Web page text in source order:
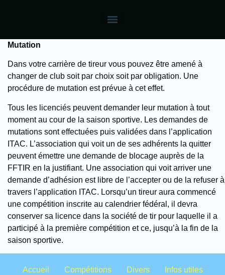
Mutation
Dans votre carrière de tireur vous pouvez être amené à
changer de club soit par choix soit par obligation. Une
procédure de mutation est prévue à cet effet.
Tous les licenciés peuvent demander leur mutation à tout
moment au cour de la saison sportive. Les demandes de
mutations sont effectuées puis validées dans l’application
ITAC. L’association qui voit un de ses adhérents la quitter
peuvent émettre une demande de blocage auprès de la
FFTIR en la justifiant. Une association qui voit arriver une
demande d’adhésion est libre de l’accepter ou de la refuser à
travers l’application ITAC. Lorsqu’un tireur aura commencé
une compétition inscrite au calendrier fédéral, il devra
conserver sa licence dans la société de tir pour laquelle il a
participé à la première compétition et ce, jusqu’à la fin de la
saison sportive.
Accueil Compétitions Divers
Infos utiles